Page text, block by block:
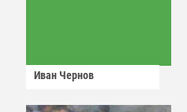
Иван Чернов